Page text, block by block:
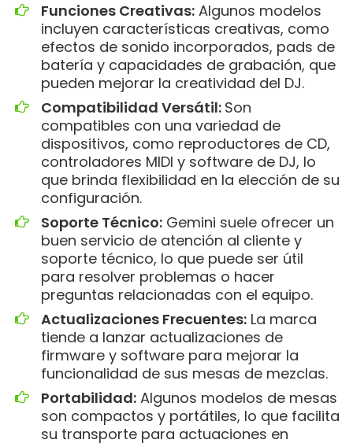
Funciones Creativas: Algunos modelos
incluyen características creativas, como
efectos de sonido incorporados, pads de
batería y capacidades de grabación, que
pueden mejorar la creatividad del DJ.
Compatibilidad Versátil: Son
compatibles con una variedad de
dispositivos, como reproductores de CD,
controladores MIDI y software de DJ, lo
que brinda flexibilidad en la elección de su
configuración.
Soporte Técnico: Gemini suele ofrecer un
buen servicio de atención al cliente y
soporte técnico, lo que puede ser útil
para resolver problemas o hacer
preguntas relacionadas con el equipo.
Actualizaciones Frecuentes: La marca
tiende a lanzar actualizaciones de
firmware y software para mejorar la
funcionalidad de sus mesas de mezclas.
Portabilidad: Algunos modelos de mesas
son compactos y portátiles, lo que facilita
su transporte para actuaciones en